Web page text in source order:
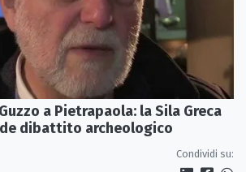
a Pietrapaola: la Sila Greca
dibattito archeologico
Condividi su: